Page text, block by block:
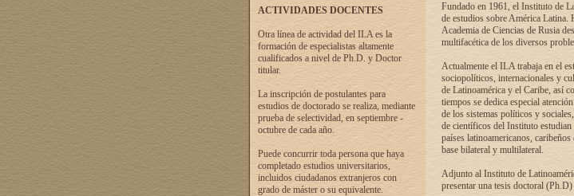
ACTIVIDADES DOCENTES
Otra línea de actividad del ILA es la
formación de especialistas altamente
cualificados a nivel de Ph.D. y Doctor
titular.
La inscripción de postulantes para
estudios de doctorado se realiza, mediante
prueba de selectividad, en septiembre -
octubre de cada año.
Puede concurrir toda persona que haya
completado estudios universitarios,
incluidos ciudadanos extranjeros con
grado de máster o su equivalente.
Fundado en 1961, el Instituto de
de estudios sobre América Latina.
Academia de Ciencias de Rusia
multifacética de los diversos
Actualmente el ILA trabaja en el
sociopolíticos, internacionales y
de Latinoamérica y el Caribe, así
tiempos se dedica especial
de los sistemas políticos y
de científicos del Instituto
países latinoamericanos,
base bilateral y multilateral.
Adjunto al Instituto de
presentar una tesis doctoral